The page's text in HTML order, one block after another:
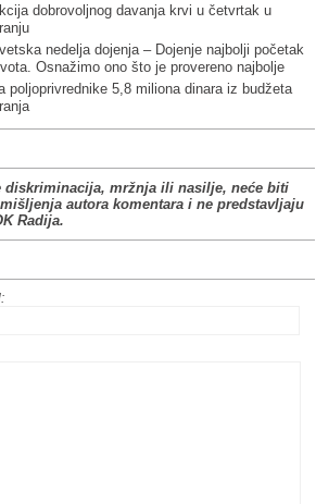
dobrovoljnog davanja krvi u četvrtak u
nedelja dojenja – Dojenje najbolji početak
Osnažimo ono što je provereno najbolje
poljoprivrednike 5,8 miliona dinara iz budžeta
mržnja ili nasilje, neće biti
autora komentara i ne predstavljaju
Radija.